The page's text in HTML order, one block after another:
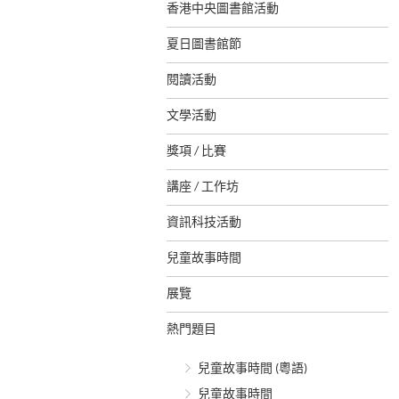
香港中央圖書館活動
夏日圖書館節
閱讀活動
文學活動
獎項 / 比賽
講座 / 工作坊
資訊科技活動
兒童故事時間
展覽
熱門題目
兒童故事時間 (粵語)
兒童故事時間